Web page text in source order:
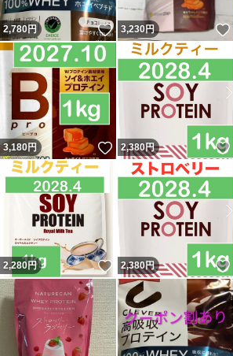
2,780円 いいね！
3,230円
3,180円 いいね！
2,380円
2,280円 いいね！
2,380円